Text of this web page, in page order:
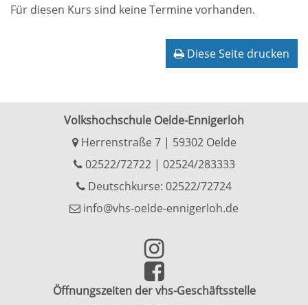
Für diesen Kurs sind keine Termine vorhanden.
Diese Seite drucken
Volkshochschule Oelde-Ennigerloh
Herrenstraße 7 | 59302 Oelde
02522/72722| 02524/283333
Deutschkurse: 02522/72724
info@vhs-oelde-ennigerloh.de
Öffnungszeiten der vhs-Geschäftsstelle